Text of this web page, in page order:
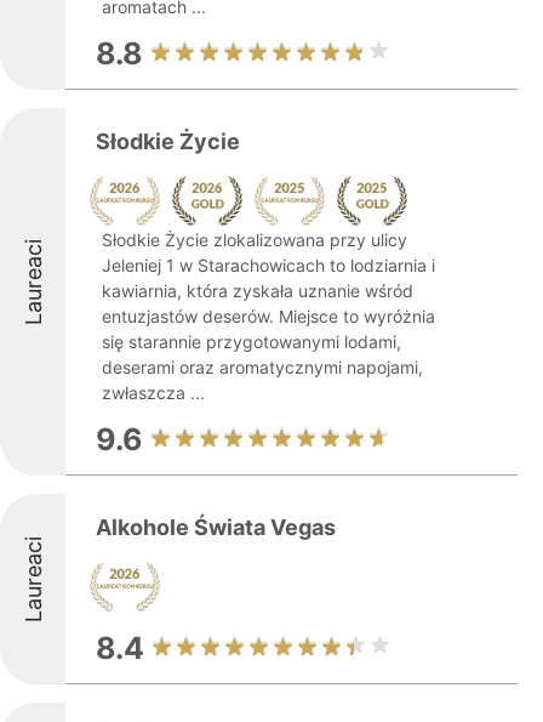
aromatach ...
8.8
Laureaci
Słodkie Życie
Słodkie Życie zlokalizowana przy ulicy
Jeleniej 1 w Starachowicach to lodziarnia i
kawiarnia, która zyskała uznanie wśród
entuzjastów deserów. Miejsce to wyróżnia
się starannie przygotowanymi lodami,
deserami oraz aromatycznymi napojami,
zwłaszcza ...
9.6
Laureaci
Alkohole Świata Vegas
8.4